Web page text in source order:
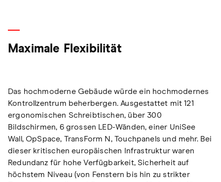
Maximale Flexibilität
Das hochmoderne Gebäude würde ein hochmodernes
Kontrollzentrum beherbergen. Ausgestattet mit 121
ergonomischen Schreibtischen, über 300
Bildschirmen, 6 grossen LED-Wänden, einer UniSee
Wall, OpSpace, TransForm N, Touchpanels und mehr. Bei
dieser kritischen europäischen Infrastruktur waren
Redundanz für hohe Verfügbarkeit, Sicherheit auf
höchstem Niveau (von Fenstern bis hin zu strikter